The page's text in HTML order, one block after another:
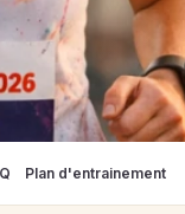
Plan d'entrainement